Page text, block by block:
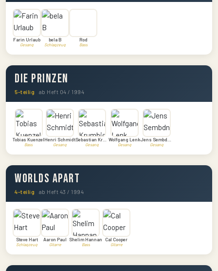
Farin Urlaub
Gesang
bela B
Schlagzeug
Rod
Bass
Die Prinzen
5-teilig ab Heft 04 / 1994
Tobias Kuenzel
Bass
Henri Schmidt
Gesang Gesang
Wolfgang Lenk
Gesang Gesang
Worlds Apart
4-teilig ab Heft 43 / 1994
Steve Hart
Schlagzeug
Aaron Paul
Gitarre
Shelim Hannan
Bass
Cal Cooper
Gitarre